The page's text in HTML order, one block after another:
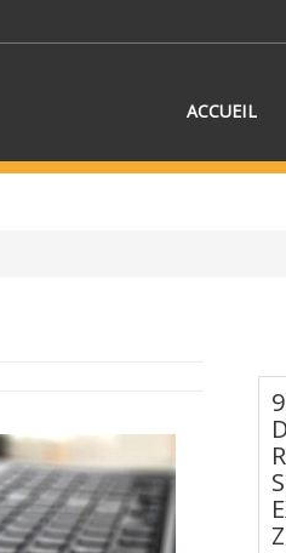
ACCUEIL
SÉLECTIONNEZ UN/DES PAYS